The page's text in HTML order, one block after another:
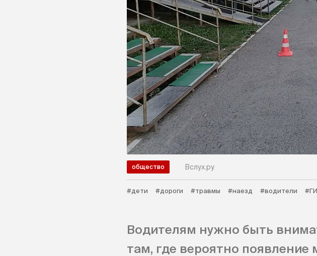
общество Вслух.ру
#дети #дороги #травмы #наезд #водители
Водителям нужно быть
там, где вероятно появление